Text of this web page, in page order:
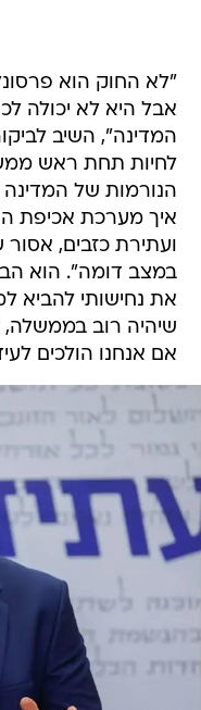
"לא החוק הוא
אבל היא לא יכולה
המדינה", השיב
לחיות תחת ראש
הנורמות של
איך מערכת אכיפת
ועתירת כזבים,
במצב דומה". הוא
את נחישותי להביא
שיהיה רוב
אם אנחנו הולכים